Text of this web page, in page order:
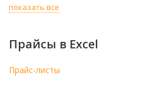
показать все
Прайсы в Excel
Прайс-листы